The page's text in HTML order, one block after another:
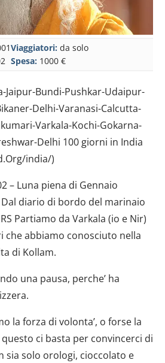
Viaggiatori: da solo
Spesa: 1000 €
Jaipur-Bundi-Pushkar-Udaipur-
Delhi-Varanasi-Calcutta-
Varkala-Kochi-Gokarna-
Delhi 100 giorni in India
india/)
– Luna piena di Gennaio
diario di bordo del marinaio
Partiamo da Varkala (io e Nir)
che abbiamo conosciuto nella
di Kollam.
una pausa, perche’ ha
la forza di volonta’, o forse la
ci basta per convincerci di
sia solo orologi, cioccolato e